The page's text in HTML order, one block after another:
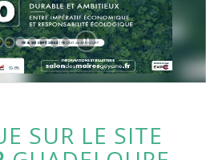
SUR LE SITE